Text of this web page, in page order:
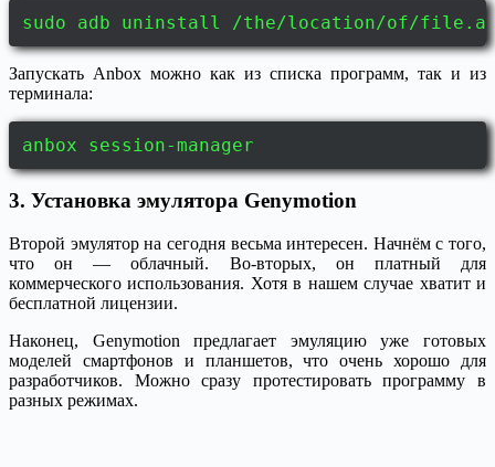
sudo adb uninstall /the/location/of/
Запускать Anbox можно как из списка программ, так и из
терминала:
anbox session-manager
3. Установка эмулятора Genymotion
Второй эмулятор на сегодня весьма интересен. Начнём с того,
что он — облачный. Во-вторых, он платный для
коммерческого использования. Хотя в нашем случае хватит и
бесплатной лицензии.
Наконец, Genymotion предлагает эмуляцию уже готовых
моделей смартфонов и планшетов, что очень хорошо для
разработчиков. Можно сразу протестировать программу в
разных режимах.